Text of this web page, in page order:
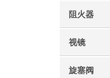
阻火器
视镜
旋塞阀